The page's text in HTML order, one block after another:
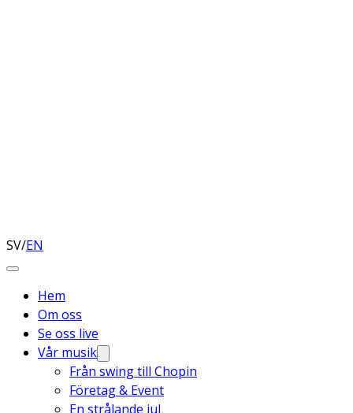
SV/EN
Hem
Om oss
Se oss live
Vår musik
Från swing till Chopin
Företag & Event
En strålande jul